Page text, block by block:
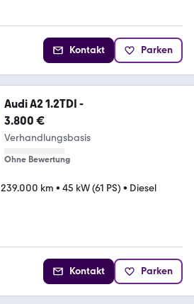
Kontakt Parken
Audi A2 1.2TDI -
3.800 €
Verhandlungsbasis
Ohne Bewertung
239.000 km • 45 kW (61 PS) • Diesel
Kontakt Parken